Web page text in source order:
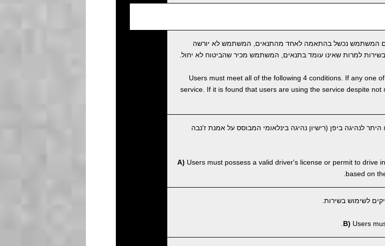
המשתמש נכשל בהתאמה לאחד מהתנאים, המשתמש לא יורשה
למרות שאינו עומד בתנאים, המשתמש מכיר שהביטוח לא יחול.
Users must meet all of the following 4 conditions. If any one
service. If it is found that users are using the service despite
לנהיגה ביפן (רישיון נהיגה בינלאומי המבוסס על אמנת ז'נבה
A) Users must possess a valid driver's license or permit to drive
based on
לשימוש בשירות.
B) Users